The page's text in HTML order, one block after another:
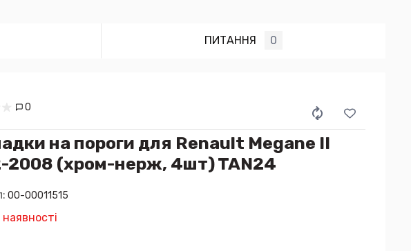
ПИТАННЯ 0
0
на пороги для Renault Megane II
2008 (хром-нерж, 4шт) TAN24
00-00011515